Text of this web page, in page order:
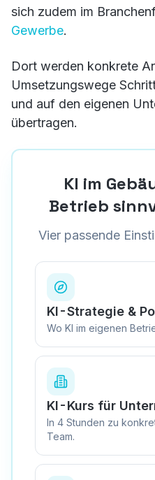
sich zudem im
Gewerbe.
Dort werden konkrete
Umsetzungswege
und auf den eigenen
übertragen.
KI im
Betrieb
Vier passende
KI-Strategie &
Wo KI im eigenen
KI-Kurs für
In 4 Stunden zu
Team.